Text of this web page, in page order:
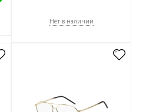
Нет в наличии